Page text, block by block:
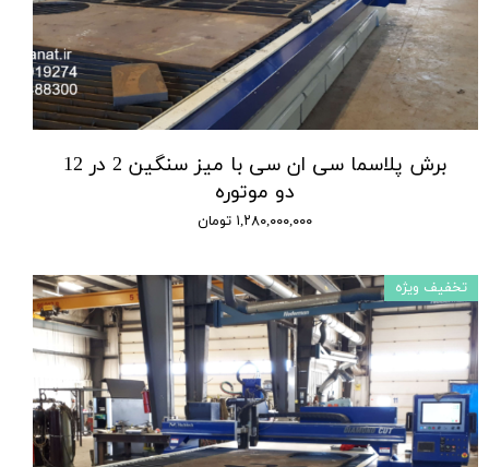
برش پلاسما سی ان سی با میز سنگین 2 در 12
دو موتوره
۱,۲۸۰,۰۰۰,۰۰۰ تومان
تخفیف ویژه